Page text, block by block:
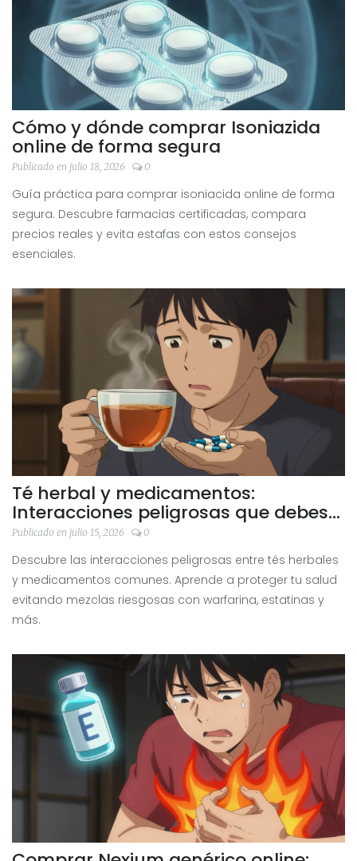
Cómo y dónde comprar Isoniazida
online de forma segura
Publicado en julio 18, 2026 0
Guía práctica para comprar isoniacida online de forma
segura. Descubre farmacias certificadas, compara
precios reales y evita estafas con estos consejos
esenciales.
Té herbal y medicamentos:
Interacciones peligrosas que debes
revisar
Publicado en julio 15, 2026 0
Descubre las interacciones peligrosas entre tés herbales
y medicamentos comunes. Aprende a proteger tu salud
evitando mezclas riesgosas con warfarina, estatinas y
más.